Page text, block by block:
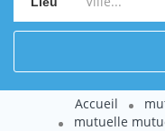
Accueil
mutuelle